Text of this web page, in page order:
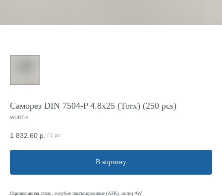
Саморез DIN 7504-P 4.8x25 (Torx) (250 pcs)
WURTH
1 832.60 р. / 1 pc
В корзину
Оцинкованная сталь, голубое пассивирование (A3K), шлиц AW